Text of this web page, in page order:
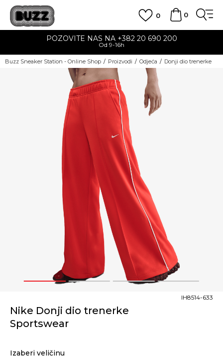
0
0
POZOVITE NAS NA +382 20 690 200
Od 9-16h
Buzz Sneaker Station - Online Shop Proizvodi Odjeća Donji dio trenerke
1 2 3 4
Nike Donji dio trenerke
Sportswear
IH8514-633
Izaberi veličinu